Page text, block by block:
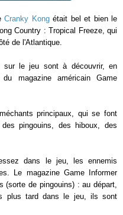
Cranky Kongétait bel et bien le
Country : Tropical Freeze, qui
de l'Atlantique.
sur le jeu sont à découvrir, en
magazine américain Game
principaux, qui se font
pingouins, des hiboux, des
dans le jeu, les ennemis
Le magazine Game Informer
(sorte de pingouins) : au départ,
plus tard dans le jeu, ils sont